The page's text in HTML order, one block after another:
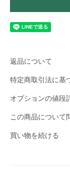
返品について
特定商取引法に基
オプションの値段
この商品について
買い物を続ける